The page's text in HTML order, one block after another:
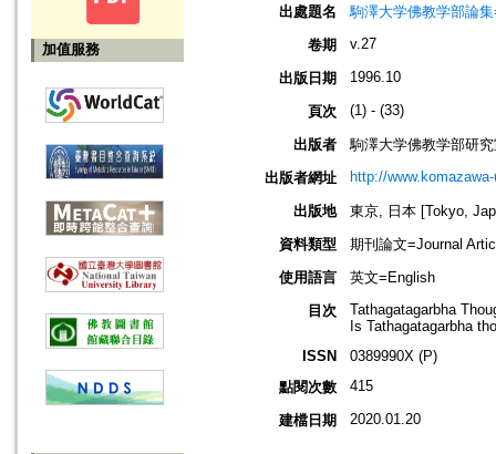
加值服務
出處題名
駒澤大学佛教学部論
卷期
v.27
出版日期 1996.10
頁次 (1) - (33)
出版者
駒澤大学佛教学部研
出版者網址
http://
出版地
東京, 日本 [Tokyo,
資料類型
期刊論文=Journal
使用語言
英文=English
目次
Tathagatagarbha
Is Tathagatagarbha
ISSN
0389990X (P)
點閱次數
415
建檔日期 2020.01.20